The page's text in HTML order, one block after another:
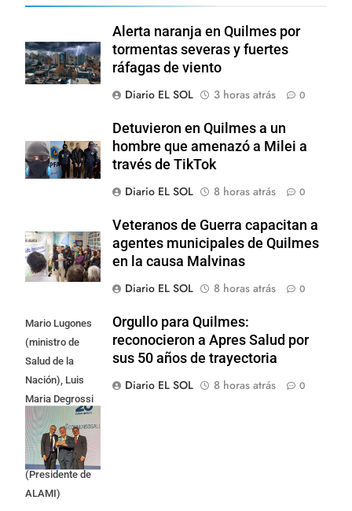
Alerta naranja en Quilmes por
tormentas severas y fuertes
ráfagas de viento
Diario EL SOL
3 horas atrás 0
Detuvieron en Quilmes a un
hombre que amenazó a Milei a
través de TikTok
Diario EL SOL
8 horas atrás 0
Veteranos de Guerra capacitan a
agentes municipales de Quilmes
en la causa Malvinas
Diario EL SOL
8 horas atrás 0
Mario Lugones
(ministro de
Salud de la
Nación), Luis
Maria Degrossi
(Presidente de
Apres Salud) y
Cristian Mazza
(Presidente de
ALAMI)
Orgullo para Quilmes:
reconocieron a Apres Salud por
sus 50 años de trayectoria
Diario EL SOL
8 horas atrás 0